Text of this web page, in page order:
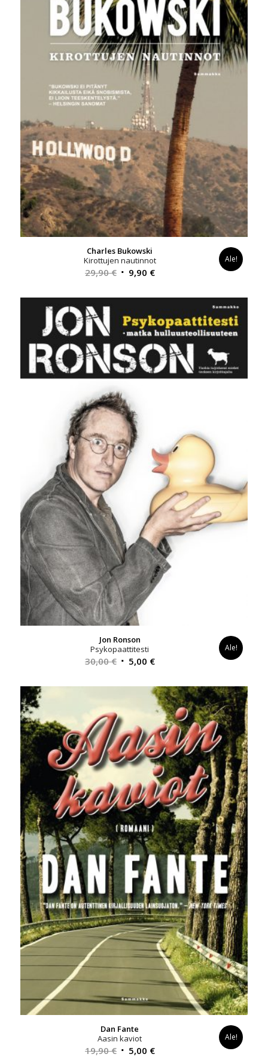
Charles Bukowski
Kirottujen nautinnot
29,90€ Alkuperäinen
oli:
29,90 €.
9,90 €Nykyinen
on:
9,90 €.
Ale!
Jon Ronson
Psykopaattitesti
30,00€ Alkuperäinen
oli:
5,00 €Nykyinen
on:
5,00 €.
Ale!
Dan Fante
Aasin kaviot
19,90€ Alkuperäinen
5,00 €Nykyinen
Ale!